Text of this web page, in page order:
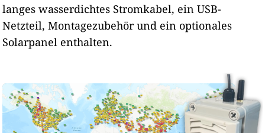
langes wasserdichtes Stromkabel, ein USB-
Netzteil, Montagezubehör und ein optionales
Solarpanel enthalten.